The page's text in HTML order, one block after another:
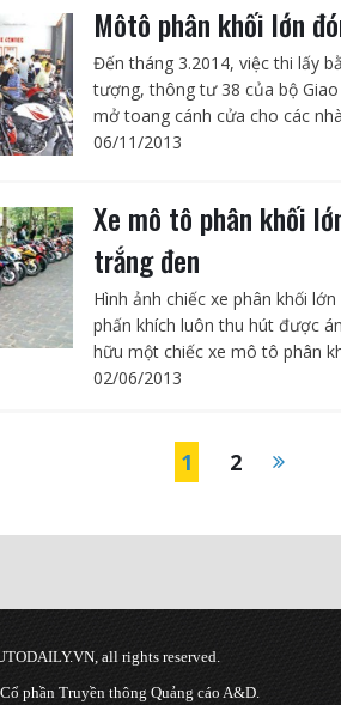
Môtô phân khối lớn
Đến tháng 3.2014, việc thi lấy
tượng, thông tư 38 của bộ
mở toang cánh cửa cho các
06/11/2013
Xe mô tô phân khối
trắng đen
Hình ảnh chiếc xe phân khối
phấn khích luôn thu hút được
hữu một chiếc xe mô tô phân
02/06/2013
1 2
all rights reserved.
phần Truyền thông Quảng cáo A&D.